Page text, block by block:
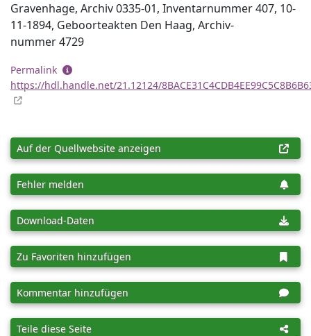
Gravenhage, Archiv 0335-01, Inventar­nummer 407, 10-
11-1894, Geboorteakten Den Haag, Archiv­
nummer 4729
Permalink
https://hdl.handle.net/21.12124/
Auf der Quellwebsite anzeigen
Fehler melden
Download-Daten
Zu Favoriten hinzufügen
Kommentar hinzufügen
Teile diese Seite